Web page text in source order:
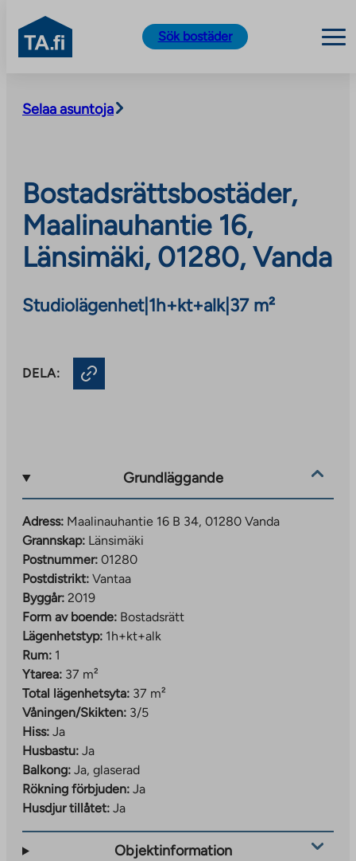
content
TA.fi
Sök bostäder
Selaa asuntoja
Bostadsrättsbostäder,
Maalinauhantie 16,
Länsimäki, 01280, Vanda
Studiolägenhet| 1h+kt+alk| 37 m²
DELA:
Grundläggande
Adress: Maalinauhantie 16 B 34, 01280 Vanda
Grannskap: Länsimäki
Postnummer: 01280
Postdistrikt: Vantaa
Byggår: 2019
Form av boende: Bostadsrätt
Lägenhetstyp: 1h+kt+alk
Rum: 1
Ytarea: 37 m²
Total lägenhetsyta: 37 m²
Våningen/Skikten: 3/5
Hiss: Ja
Husbastu: Ja
Balkong: Ja, glaserad
Rökning förbjuden: Ja
Husdjur tillåtet: Ja
Objektinformation